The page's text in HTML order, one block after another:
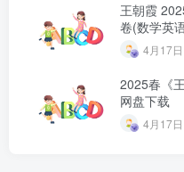
王朝霞
卷(数学英
4月17
2025春《
网盘下载
4月17